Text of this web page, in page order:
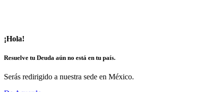
¡Hola!
Resuelve tu Deuda aún no está en tu país.
Serás redirigido a nuestra sede en México.